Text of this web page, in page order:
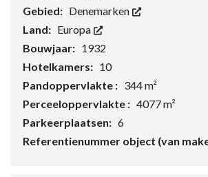
Gebied: Denemarken
Land: Europa
Bouwjaar: 1932
Hotelkamers: 10
Pandoppervlakte : 344 m²
Perceeloppervlakte : 4077 m²
Parkeerplaatsen: 6
Referentienummer object (van